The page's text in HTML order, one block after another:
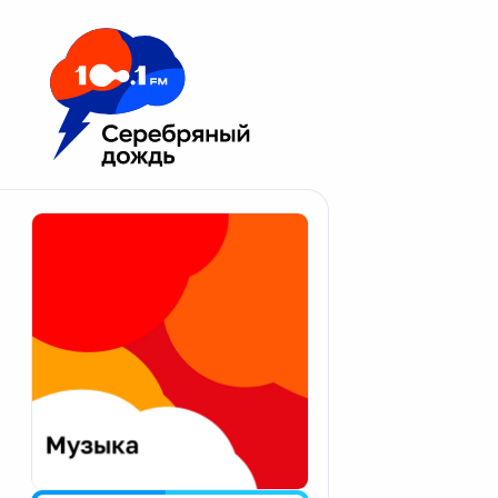
Москва 100.1 FM
Апатиты
Екатеринбург
Калининград
Калуга